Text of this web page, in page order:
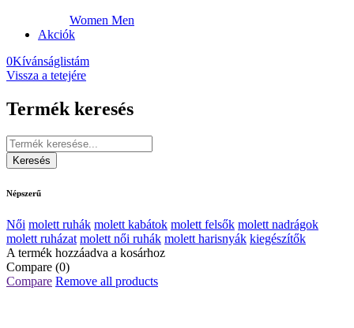
Women Men
Akciók
0Kívánságlistám
Vissza a tetejére
Termék keresés
Népszerű
Női molett ruhák molett kabátok molett felsők molett nadrágok
molett ruházat molett női ruhák molett harisnyák kiegészítők
A termék hozzáadva a kosárhoz
Compare (0)
Compare Remove all products